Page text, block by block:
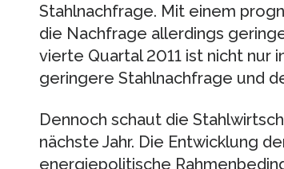
Stahlnachfrage. Mit einem
die Nachfrage allerdings
vierte Quartal 2011 ist nicht nur
geringere Stahlnachfrage und
Dennoch schaut die
nächste Jahr. Die Entwicklung
energiepolitische